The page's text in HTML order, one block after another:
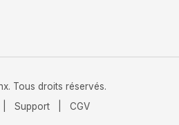
Tous droits réservés.
Support CGV